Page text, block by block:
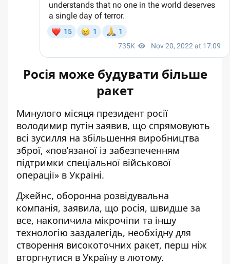
Росія може будувати більше
ракет
Минулого місяця президент росії
володимир путін заявив, що спрямовують
всі зусилля на збільшення виробництва
зброї, «пов’язаної із забезпеченням
підтримки спеціальної військової
операції» в Україні.
Джейнс, оборонна розвідувальна
компанія, заявила, що росія, швидше за
все, накопичила мікрочіпи та іншу
технологію заздалегідь, необхідну для
створення високоточних ракет, перш ніж
вторгнутися в Україну в лютому.